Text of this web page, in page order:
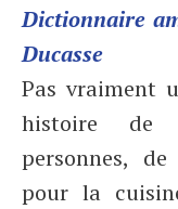
Dictionnaire
Ducasse
Pas vraiment
histoire de
personnes,
pour la